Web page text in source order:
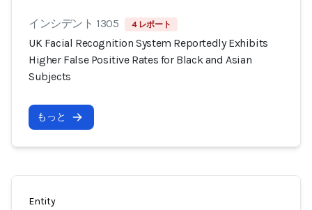
インシデント 1305 4 レポート
UK Facial Recognition System Reportedly Exhibits
Higher False Positive Rates for Black and Asian
Subjects
もっと
Entity